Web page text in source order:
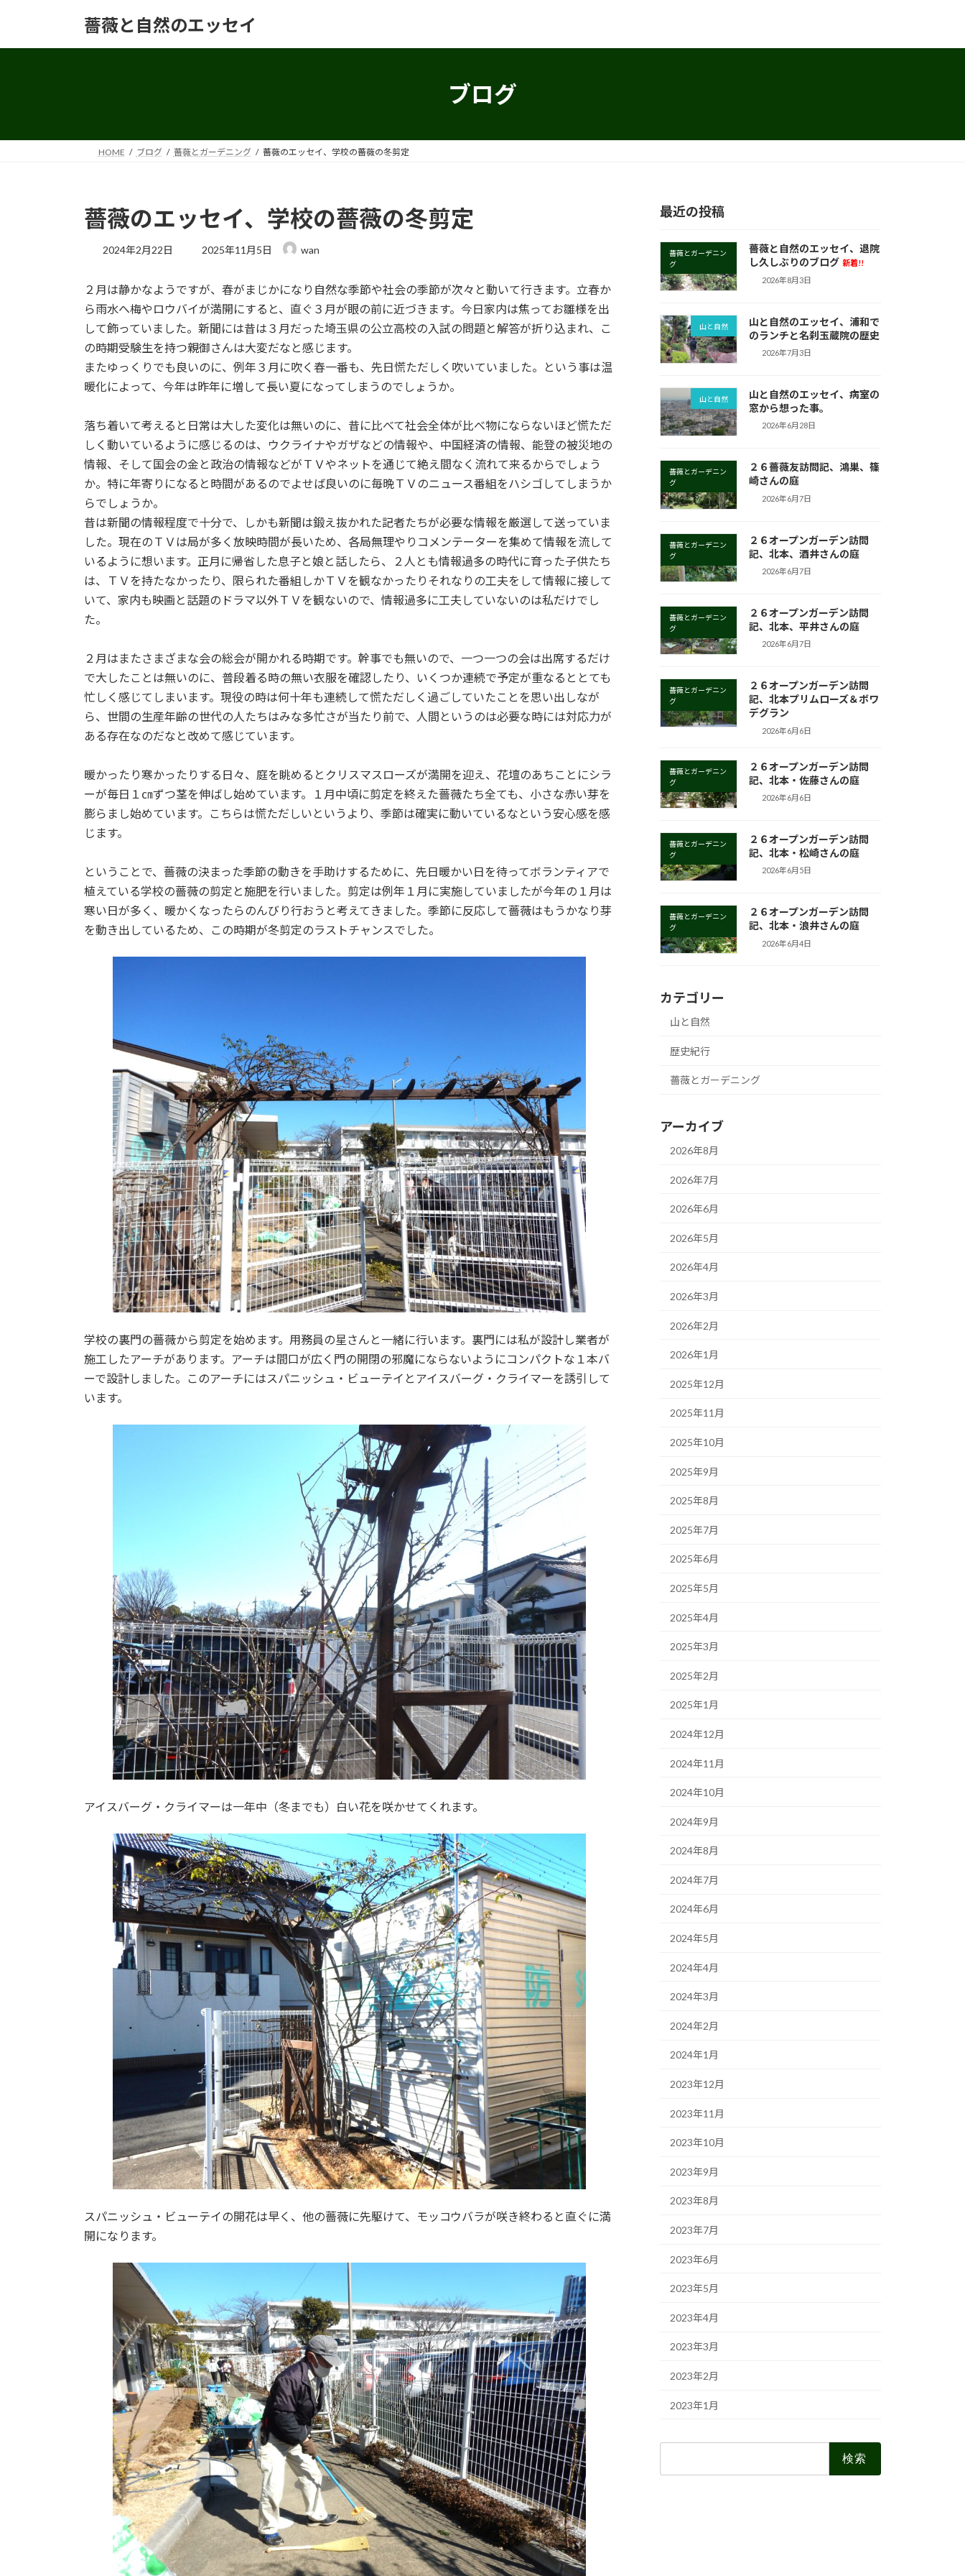
薔薇と自然のエッセイ
ブログ
HOME ブログ 薔薇とガーデニング 薔薇のエッセイ、学校の薔薇の冬剪定
薔薇のエッセイ、学校の薔薇の冬剪定
2024年2月22日
最
新
日
:
2025年11月5日 wan
２月は静かなようですが、春がまじかになり自然な季節や社会の季節が次々と動いて行きます。立春か
ら雨水へ梅やロウバイが満開にすると、直ぐ３月が眼の前に近づきます。今日家内は焦ってお雛様を出
して飾っていました。新聞には昔は３月だった埼玉県の公立高校の入試の問題と解答が折り込まれ、こ
の時期受験生を持つ親御さんは大変だなと感じます。
またゆっくりでも良いのに、例年３月に吹く春一番も、先日慌ただしく吹いていました。という事は温
暖化によって、今年は昨年に増して長い夏になってしまうのでしょうか。
落ち着いて考えると日常は大した変化は無いのに、昔に比べて社会全体が比べ物にならないほど慌ただ
しく動いているように感じるのは、ウクライナやガザなどの情報や、中国経済の情報、能登の被災地の
情報、そして国会の金と政治の情報などがＴＶやネットを通じて絶え間なく流れて来るからでしょう
か。特に年寄りになると時間があるのでよせば良いのに毎晩ＴＶのニュース番組をハシゴしてしまうか
らでしょうか。
昔は新聞の情報程度で十分で、しかも新聞は鍛え抜かれた記者たちが必要な情報を厳選して送っていま
した。現在のＴＶは局が多く放映時間が長いため、各局無理やりコメンテーターを集めて情報を流して
いるように想います。正月に帰省した息子と娘と話したら、２人とも情報過多の時代に育った子供たち
は、ＴＶを持たなかったり、限られた番組しかＴＶを観なかったりそれなりの工夫をして情報に接して
いて、家内も映画と話題のドラマ以外ＴＶを観ないので、情報過多に工夫していないのは私だけでし
た。
２月はまたさまざまな会の総会が開かれる時期です。幹事でも無いので、一つ一つの会は出席するだけ
で大したことは無いのに、普段着る時の無い衣服を確認したり、いくつか連続で予定が重なるととても
忙しく感じてしまいます。現役の時は何十年も連続して慌ただしく過ごしていたことを思い出しなが
ら、世間の生産年齢の世代の人たちはみな多忙さが当たり前で、人間というのは必要な時には対応力が
ある存在なのだなと改めて感じています。
暖かったり寒かったりする日々、庭を眺めるとクリスマスローズが満開を迎え、花壇のあちことにシラ
ーが毎日１㎝ずつ茎を伸ばし始めています。１月中頃に剪定を終えた薔薇たち全ても、小さな赤い芽を
膨らまし始めています。こちらは慌ただしいというより、季節は確実に動いているなという安心感を感
じます。
ということで、薔薇の決まった季節の動きを手助けするために、先日暖かい日を待ってボランティアで
植えている学校の薔薇の剪定と施肥を行いました。剪定は例年１月に実施していましたが今年の１月は
寒い日が多く、暖かくなったらのんびり行おうと考えてきました。季節に反応して薔薇はもうかなり芽
を動き出しているため、この時期が冬剪定のラストチャンスでした。
学校の裏門の薔薇から剪定を始めます。用務員の星さんと一緒に行います。裏門には私が設計し業者が
施工したアーチがあります。アーチは間口が広く門の開閉の邪魔にならないようにコンパクトな１本バ
ーで設計しました。このアーチにはスパニッシュ・ビューテイとアイスバーグ・クライマーを誘引して
います。
アイスバーグ・クライマーは一年中（冬までも）白い花を咲かせてくれます。
スパニッシュ・ビューテイの開花は早く、他の薔薇に先駆けて、モッコウバラが咲き終わると直ぐに満
開になります。
最近の投稿
薔薇とガーデニン
グ
薔薇と自然のエッセイ、退院
し久しぶりのブログ 新着!!
2026年8月3日
山と自然
山と自然のエッセイ、浦和で
のランチと名刹玉蔵院の歴史
2026年7月3日
山と自然
山と自然のエッセイ、病室の
窓から想った事。
2026年6月28日
薔薇とガーデニン
グ
２６薔薇友訪問記、鴻巣、篠
崎さんの庭
2026年6月7日
薔薇とガーデニン
グ
２６オープンガーデン訪問
記、北本、酒井さんの庭
2026年6月7日
薔薇とガーデニン
グ
２６オープンガーデン訪問
記、北本、平井さんの庭
2026年6月7日
薔薇とガーデニン
グ
２６オープンガーデン訪問
記、北本プリムローズ＆ボワ
デグラン
2026年6月6日
薔薇とガーデニン
グ
２６オープンガーデン訪問
記、北本・佐藤さんの庭
2026年6月6日
薔薇とガーデニン
グ
２６オープンガーデン訪問
記、北本・松崎さんの庭
2026年6月5日
薔薇とガーデニン
グ
２６オープンガーデン訪問
記、北本・浪井さんの庭
2026年6月4日
カテゴリー
山と自然
歴史紀行
薔薇とガーデニング
アーカイブ
2026年8月
2026年7月
2026年6月
2026年5月
2026年4月
2026年3月
2026年2月
2026年1月
2025年12月
2025年11月
2025年10月
2025年9月
2025年8月
2025年7月
2025年6月
2025年5月
2025年4月
2025年3月
2025年2月
2025年1月
2024年12月
2024年11月
2024年10月
2024年9月
2024年8月
2024年7月
2024年6月
2024年5月
2024年4月
2024年3月
2024年2月
2024年1月
2023年12月
2023年11月
2023年10月
2023年9月
2023年8月
2023年7月
2023年6月
2023年5月
2023年4月
2023年3月
2023年2月
2023年1月